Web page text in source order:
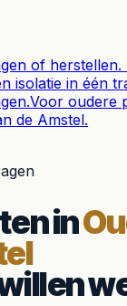
of herstellen.
isolatie in één
Voor oudere
de Amstel.
in